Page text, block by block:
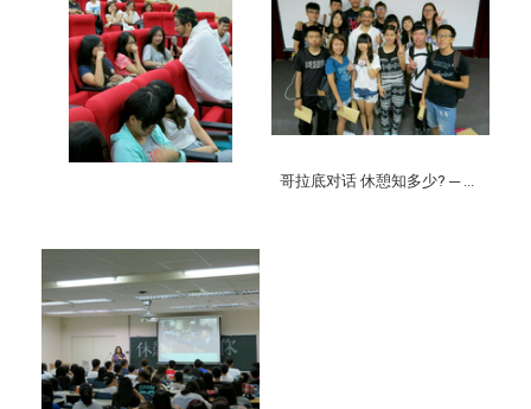
哥拉底对话 休憩知多少? ─ ...